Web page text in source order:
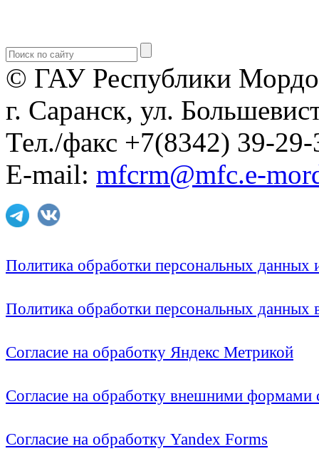
© ГАУ Республики
г. Саранск, ул.
Тел./факс +7(8342) 39-29-
E-mail: mfcrm@mfc.e-
Политика обработки персональных
Политика обработки персональных
Согласие на обработку Яндекс Метрикой
Согласие на обработку внешними формами
Согласие на обработку Yandex Forms